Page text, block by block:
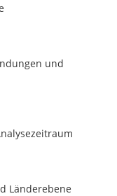
und
Länderebene